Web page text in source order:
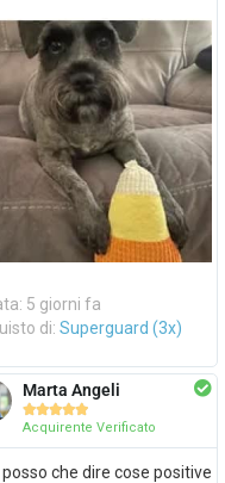
5 giorni fa
di: Superguard (3x)
Marta Angeli

Acquirente Verificato
posso che dire cose positive